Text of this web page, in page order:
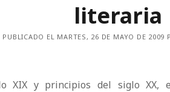
literaria
PUBLICADO EL MARTES, 26 DE MAYO DE 2009
XIX y principios del siglo XX,